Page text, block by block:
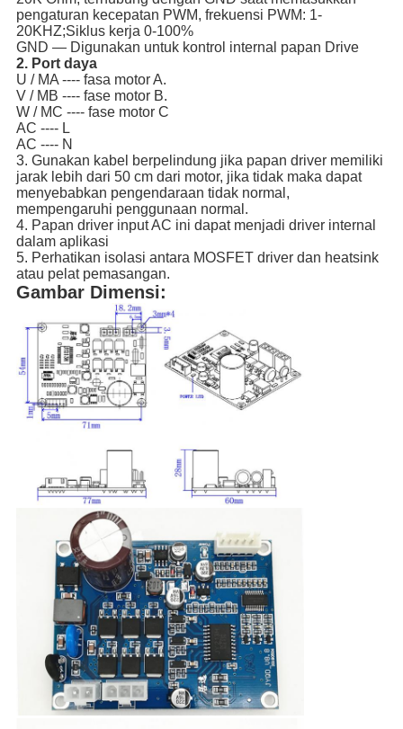
pengaturan kecepatan PWM, frekuensi PWM: 1-
20KHZ;Siklus kerja 0-100%
GND — Digunakan untuk kontrol internal papan Drive
2. Port daya
U / MA ---- fasa motor A.
V / MB ---- fase motor B.
W / MC ---- fase motor C
AC ---- L
AC ---- N
3. Gunakan kabel berpelindung jika papan driver memiliki
jarak lebih dari 50 cm dari motor, jika tidak maka dapat
menyebabkan pengendaraan tidak normal,
mempengaruhi penggunaan normal.
4. Papan driver input AC ini dapat menjadi driver internal
dalam aplikasi
5. Perhatikan isolasi antara MOSFET driver dan heatsink
atau pelat pemasangan.
Gambar Dimensi: